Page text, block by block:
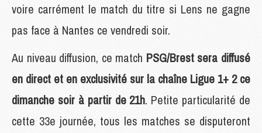
voire carrément le match du titre si Lens ne gagne
pas face à Nantes ce vendredi soir.
Au niveau diffusion, ce match PSG/Brest sera diffusé
en direct et en exclusivité sur la chaîne Ligue 1+ 2 ce
dimanche soir à partir de 21h. Petite particularité de
cette 33e journée, tous les matches se disputeront